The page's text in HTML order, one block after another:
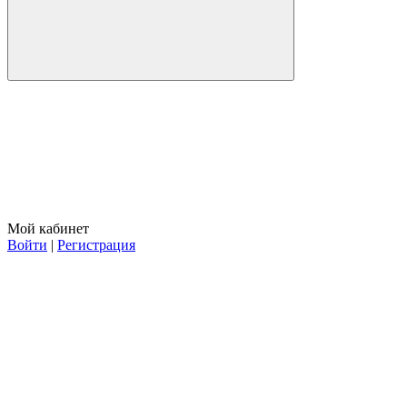
Мой кабинет
Войти | Регистрация